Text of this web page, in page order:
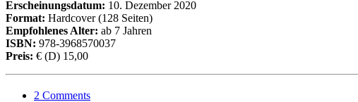
Erscheinungsdatum: 10. Dezember 2020
Format: Hardcover (128 Seiten)
Empfohlenes Alter: ab 7 Jahren
ISBN: 978-3968570037
Preis: € (D) 15,00
2 Comments